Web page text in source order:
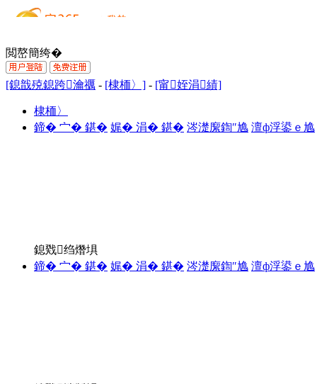
閲嶅簡绔�
[鎴戠殑鎴跨瀹禲 - [棣栭〉] - [甯姪涓績]
棣栭〉
鍗� 宀� 鍖� 娓� 涓� 鍖� 涔濋緳鍧″尯 澶ф浮鍙ｅ尯
鎴戣绉熸埧
鍗� 宀� 鍖� 娓� 涓� 鍖� 涔濋緳鍧″尯 澶ф浮鍙ｅ尯